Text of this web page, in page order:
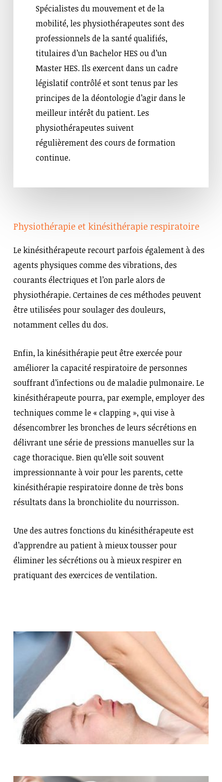
Spécialistes du mouvement et de la
mobilité, les physiothérapeutes sont des
professionnels de la santé qualifiés,
titulaires d’un Bachelor HES ou d’un
Master HES. Ils exercent dans un cadre
législatif contrôlé et sont tenus par les
principes de la déontologie d’agir dans le
meilleur intérêt du patient. Les
physiothérapeutes suivent
régulièrement des cours de formation
continue.
Physiothérapie et kinésithérapie respiratoire
Le kinésithérapeute recourt parfois également à des
agents physiques comme des vibrations, des
courants électriques et l’on parle alors de
physiothérapie. Certaines de ces méthodes peuvent
être utilisées pour soulager des douleurs,
notamment celles du dos.
Enfin, la kinésithérapie peut être exercée pour
améliorer la capacité respiratoire de personnes
souffrant d’infections ou de maladie pulmonaire. Le
kinésithérapeute pourra, par exemple, employer des
techniques comme le « clapping », qui vise à
désencombrer les bronches de leurs sécrétions en
délivrant une série de pressions manuelles sur la
cage thoracique. Bien qu’elle soit souvent
impressionnante à voir pour les parents, cette
kinésithérapie respiratoire donne de très bons
résultats dans la bronchiolite du nourrisson.
Une des autres fonctions du kinésithérapeute est
d’apprendre au patient à mieux tousser pour
éliminer les sécrétions ou à mieux respirer en
pratiquant des exercices de ventilation.